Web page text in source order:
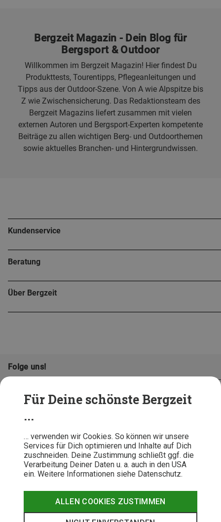
Für Deine schönste Bergzeit
...
… verwenden wir Cookies. So können wir unsere
Services für Dich optimieren und Inhalte auf Dich
zuschneiden. Deine Zustimmung schließt ggf. die
Verarbeitung Deiner Daten u. a. auch in den USA
ein. Weitere Informationen siehe Datenschutz.
ALLEN COOKIES ZUSTIMMEN
Bergzeit Magazin - Dein Blog für
Bergsport & Outdoor
Willkommen im Bergzeit Magazin! Hier findest Du
Produkttests, Tourentipps, Pflegeanleitungen und
Tipps aus der Outdoor-Szene. Von A wie Alpspitze bis
Z wie Zwischensicherung. Das Redaktionsteam des
Bergzeit Magazins liefert zusammen mit vielen
externen Autoren und Bergsport-Experten kompetente
Beiträge zu allen wichtigen Berg- und Outdoorthemen
sowie aktuelles Branchen- und Hintergrundwissen.
Kundenservice
Beratung
Über Bergzeit
Folge uns!